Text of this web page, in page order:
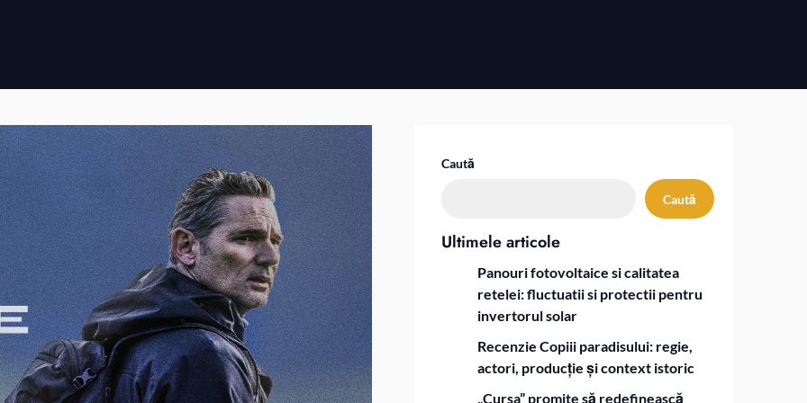
Caută
Caută
Ultimele articole
Panouri fotovoltaice si calitatea
retelei: fluctuatii si protectii pentru
invertorul solar
Recenzie Copiii paradisului: regie,
actori, producție și context istoric
„Cursa” promite să redefinească